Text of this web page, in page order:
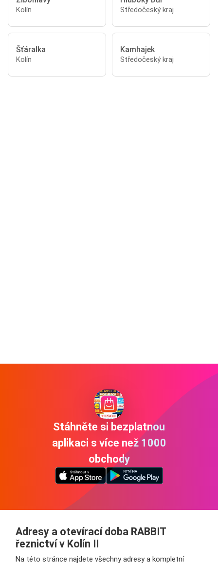
Kolín Středočeský kraj
Šťáralka
Kolín
Kamhajek
Středočeský kraj
Stáhněte si bezplatnou
aplikaci s více než 1000
obchody
Adresy a otevírací doba RABBIT
řeznictví v Kolín II
Na této stránce najdete všechny adresy a kompletní